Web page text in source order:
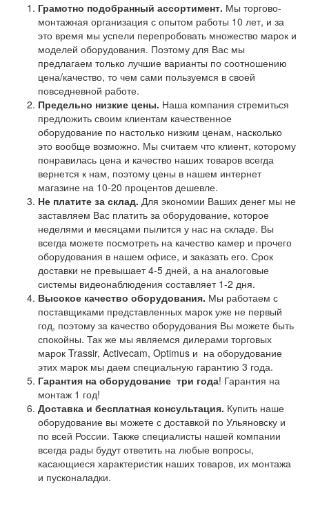
Грамотно подобранный ассортимент. Мы торгово-
монтажная организация с опытом работы 10 лет, и за
это время мы успели перепробовать множество марок и
моделей оборудования. Поэтому для Вас мы
предлагаем только лучшие варианты по соотношению
цена/качество, то чем сами пользуемся в своей
повседневной работе.
Предельно низкие цены. Наша компания стремиться
предложить своим клиентам качественное
оборудование по настолько низким ценам, насколько
это вообще возможно. Мы считаем что клиент, которому
понравилась цена и качество наших товаров всегда
вернется к нам, поэтому цены в нашем интернет
магазине на 10-20 процентов дешевле.
Не платите за склад. Для экономии Ваших денег мы не
заставляем Вас платить за оборудование, которое
неделями и месяцами пылится у нас на складе. Вы
всегда можете посмотреть на качество камер и прочего
оборудования в нашем офисе, и заказать его. Срок
доставки не превышает 4-5 дней, а на аналоговые
системы видеонаблюдения составляет 1-2 дня.
Высокое качество оборудования. Мы работаем с
поставщиками представленных марок уже не первый
год, поэтому за качество оборудования Вы можете быть
спокойны. Так же мы являемся дилерами торговых
марок Trassir, Activecam, Optimus и на оборудование
этих марок мы даем специальную гарантию 3 года.
Гарантия на оборудование три года! Гарантия на
монтаж 1 год!
Доставка и бесплатная консультация. Купить наше
оборудование вы можете с доставкой по Ульяновску и
по всей России. Также специалисты нашей компании
всегда рады будут ответить на любые вопросы,
касающиеся характеристик наших товаров, их монтажа
и пусконаладки.